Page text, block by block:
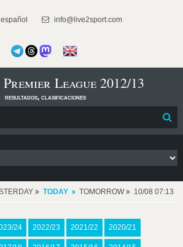
español info@live2sport.com
Premier League 2012/13
resultados, clasificaciones
TODAY TOMORROW 10/08 07:13
24 2022/23 2021/22 2020/21